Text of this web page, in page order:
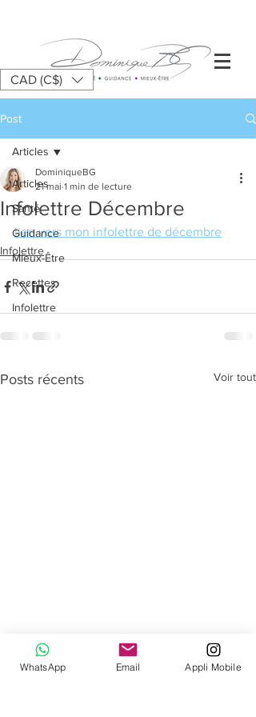
CAD (C$)
Post
Articles
Santé
Guidance
Mieux-Être
Recettes
Infolettre
Articles
Infolettre Décembre
DominiqueBG
21 mai 1 min de lecture
lien vers mon infolettre de décembre
Infolettre
Posts récents Voir tout
WhatsApp Email Appli Mobile